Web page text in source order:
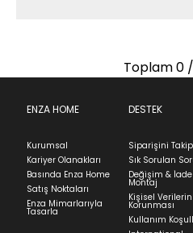
Toplam0
ENZA HOME
Kurumsal
Kariyer Olanakları
Basında Enza Home
Satış Noktaları
Enza Mimarlarıyla
Tasarla
DESTEK
Siparişini
Sık Sorulan
Değişim &
Montaj
Kişisel Verilerin
Korunması
Kullanım